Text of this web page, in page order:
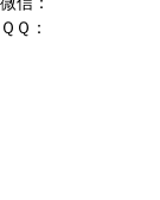
ＱＱ：